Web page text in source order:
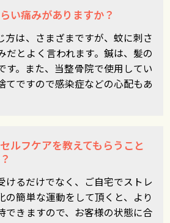
い痛みがありますか？
方は、さまざまですが、蚊に刺さ
だとよく言われます。鍼は、髪の
す。また、当整骨院で使用してい
てですので感染症などの心配もあ
ルフケアを教えてもらうこと
けるだけでなく、ご自宅でストレ
の簡単な運動をして頂くと、より
できますので、お客様の状態に合